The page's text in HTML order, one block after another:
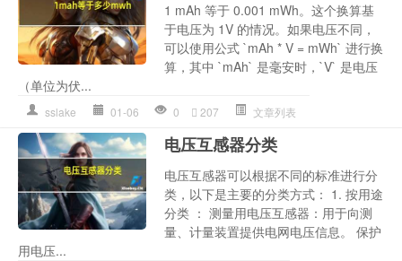
1 mAh 等于 0.001 mWh。这个换算基
于电压为 1V 的情况。如果电压不同，
可以使用公式 `mAh * V = mWh` 进行换
算，其中 `mAh` 是毫安时，`V` 是电压
（单位为伏...
sslake 01-06 0 207 文章列表
电压互感器分类
电压互感器可以根据不同的标准进行分
类，以下是主要的分类方式： 1. 按用途
分类 ： 测量用电压互感器：用于向测
量、计量装置提供电网电压信息。 保护
用电压...